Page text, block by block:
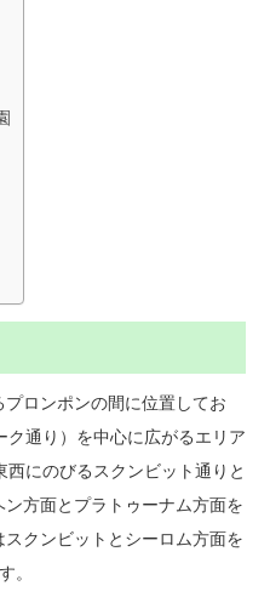
ロンポンの間に位置してお
ク通り）を中心に広がるエリア
にのびるスクンビット通りと
方面とプラトゥーナム方面を
クンビットとシーロム方面を
。